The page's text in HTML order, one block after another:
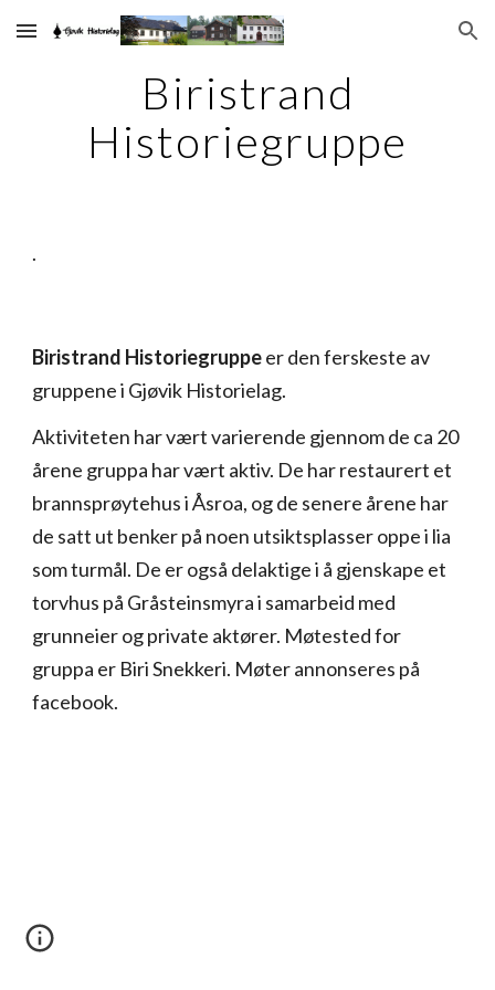
Skip to main content Skip to navigation
Biristrand
Historiegruppe
.
Biristrand Historiegruppeer den ferskeste av
gruppene i Gjøvik Historielag.
Aktiviteten har vært varierende gjennom de ca 20
årene gruppa har vært aktiv. De har restaurert et
brannsprøytehus i Åsroa, og de senere årene har
de satt ut benker på noen utsiktsplasser oppe i lia
som turmål. De er også delaktige i å gjenskape et
torvhus på Gråsteinsmyra i samarbeid med
grunneier og private aktører. Møtested for
gruppa er Biri Snekkeri. Møter annonseres på
facebook.